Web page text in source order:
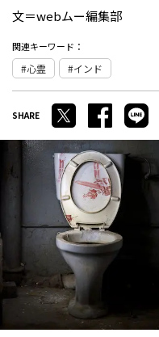
文＝webムー編集部
関連キーワード：
心霊 インド